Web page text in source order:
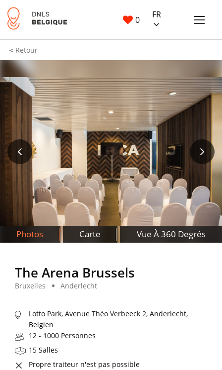
0 FR
Retour
Photos Carte Vue À 360 Degrés
The Arena Brussels
Bruxelles Anderlecht
Lotto Park, Avenue Théo Verbeeck 2, Anderlecht,
Belgien
12 - 1000 Personnes
15 Salles
Propre traiteur n'est pas possible